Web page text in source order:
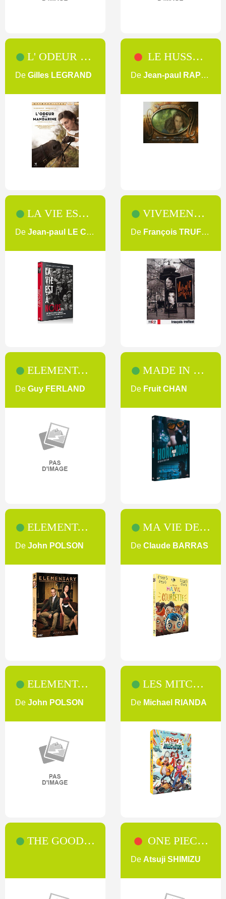
L' ODEUR DE LA MANDARINE
De Gilles LEGRAND
LE HUSSARD SUR LE TOIT
De Jean-paul RAPPENEAU
LA VIE EST À NOUS
De Jean-paul LE CHANOIS
VIVEMENT DIMANCHE !
De François TRUFFAUT
ELEMENTARY [2]
De Guy FERLAND
MADE IN HONG KONG
De Fruit CHAN
ELEMENTARY [4]
De John POLSON
MA VIE DE COURGETTE
De Claude BARRAS
ELEMENTARY [SAISON 5]
De John POLSON
LES MITCHELL CONTRE LES MACHINES
De Michael RIANDA
THE GOOD WIFE [SAISON 4] ONE PIECE - 9 : EPISODE DE CHOPPER - LE MIRACLE DES CERISIERS EN HIVER [9]
De Atsuji SHIMIZU